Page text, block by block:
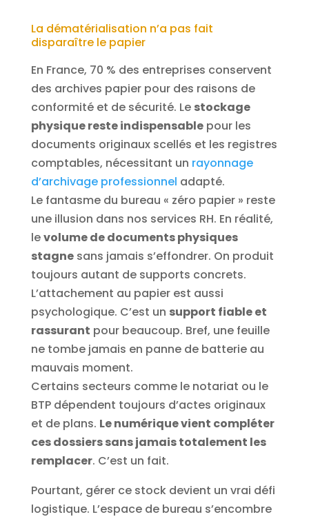
La dématérialisation n’a pas fait
disparaître le papier
En France, 70 % des entreprises conservent
des archives papier pour des raisons de
conformité et de sécurité. Le stockage
physique reste indispensablepour les
documents originaux scellés et les registres
comptables, nécessitant un rayonnage
d’archivage professionnel adapté.
Le fantasme du bureau « zéro papier » reste
une illusion dans nos services RH. En réalité,
levolume de documents physiques
stagnesans jamais s’effondrer. On produit
toujours autant de supports concrets.
L’attachement au papier est aussi
psychologique. C’est un support fiable et
rassurant pour beaucoup. Bref, une feuille
ne tombe jamais en panne de batterie au
mauvais moment.
Certains secteurs comme le notariat ou le
BTP dépendent toujours d’actes originaux
et de plans. Le numérique vient compléter
ces dossiers sans jamais totalement les
remplacer. C’est un fait.
Pourtant, gérer ce stock devient un vrai défi
logistique. L’espace de bureau s’encombre